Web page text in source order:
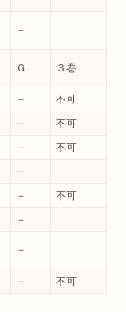
－
Ｇ ３巻
－
不可
－
不可
－
不可
－
－
不可
－
－
－ 不可